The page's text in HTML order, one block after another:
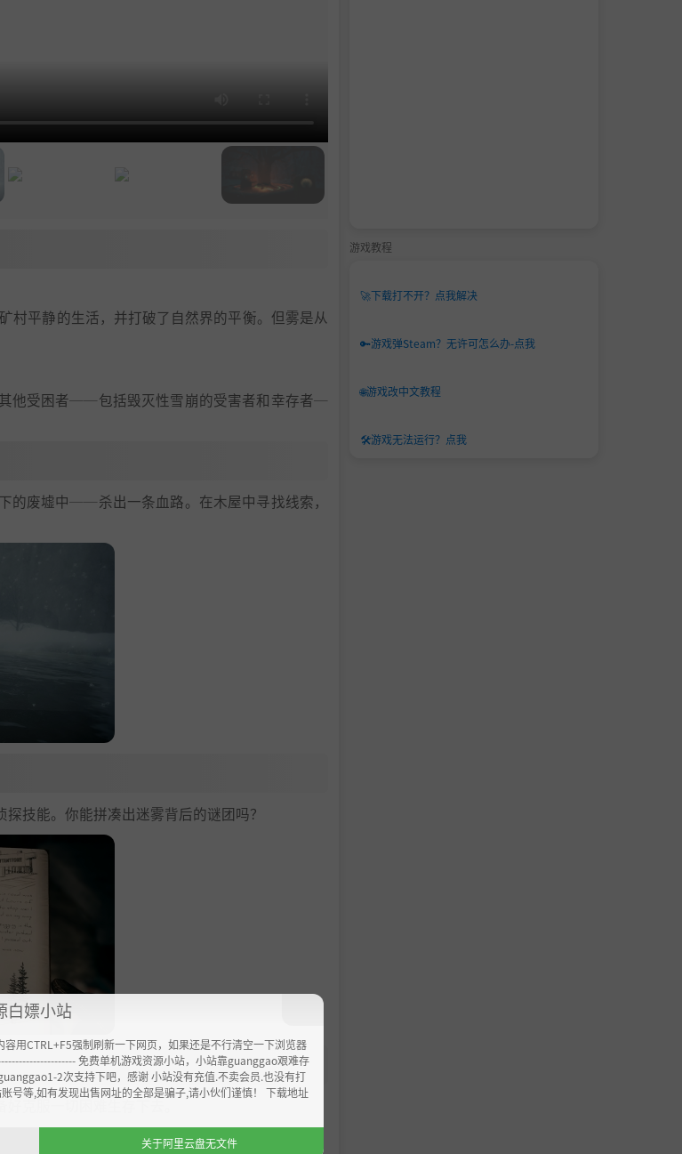
平静的生活，并打破了自然界的平衡。但雾是从
他受困者──包括毁灭性雪崩的受害者和幸存者─
废墟中──杀出一条血路。在木屋中寻找线索，
技能。你能拼凑出迷雾背后的谜团吗？
克服一切困难生存下去。
游戏教程
🚀下载打不开？点我解决
🔑游戏弹Steam？无许可怎么办-点我
🌐游戏改中文教程
🛠️游戏无法运行？点我
白嫖小站
用CTRL+F5强制刷新一下网页，如果还是不行清空一下浏览器
免费单机游戏资源小站，小站靠guanggao艰难存
2次支持下吧，感谢 小站没有充值.不卖会员.也没有打
号等,如有发现出售网址的全部是骗子,请小伙们谨慎！ 下载地址
关于阿里云盘无文件